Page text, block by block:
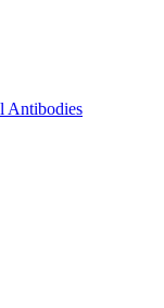
Antibodies